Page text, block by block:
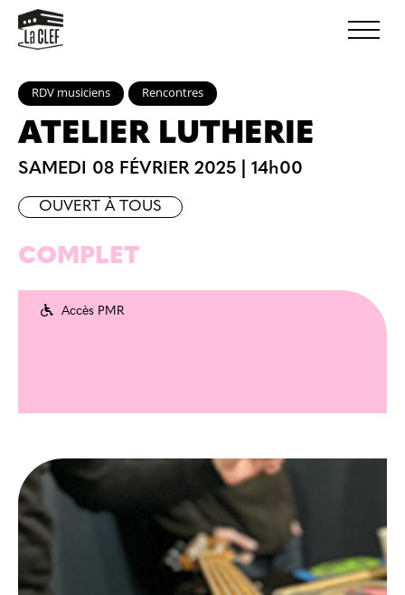
RDV musiciens Rencontres
ATELIER LUTHERIE
SAMEDI 08 FÉVRIER 2025 14h00
OUVERT À TOUS
COMPLET
Accès PMR